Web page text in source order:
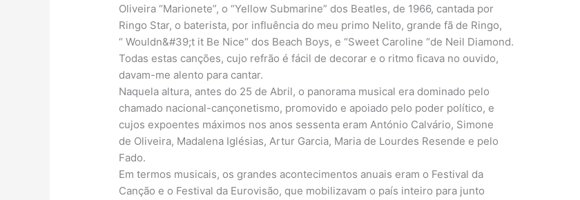
Oliveira “Marionete”, o “Yellow Submarine” dos Beatles, de 1966, cantada por
Ringo Star, o baterista, por influência do meu primo Nelito, grande fã de Ringo,
“ Wouldn&#39;t it Be Nice“ dos Beach Boys, e “Sweet Caroline “de Neil Diamond.
Todas estas canções, cujo refrão é fácil de decorar e o ritmo ficava no ouvido,
davam-me alento para cantar.
Naquela altura, antes do 25 de Abril, o panorama musical era dominado pelo
chamado nacional-cançonetismo, promovido e apoiado pelo poder político, e
cujos expoentes máximos nos anos sessenta eram António Calvário, Simone
de Oliveira, Madalena Iglésias, Artur Garcia, Maria de Lourdes Resende e pelo
Fado.
Em termos musicais, os grandes acontecimentos anuais eram o Festival da
Canção e o Festival da Eurovisão, que mobilizavam o país inteiro para junto